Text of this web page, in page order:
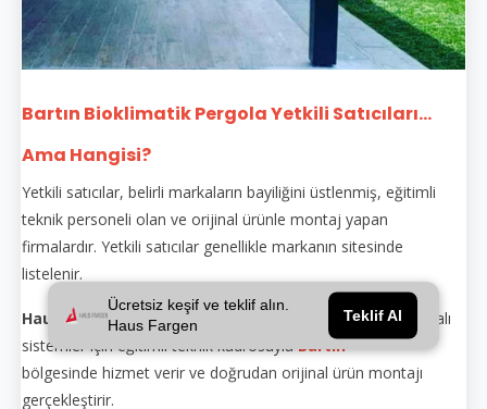
Ücretsiz keşif ve teklif alın.
Haus Fargen
Teklif Al
Bartın Bioklimatik Pergola Yetkili Satıcıları...
Ama Hangisi?
Yetkili satıcılar, belirli markaların bayiliğini üstlenmiş, eğitimli
teknik personeli olan ve orijinal ürünle montaj yapan
firmalardır. Yetkili satıcılar genellikle markanın sitesinde
listelenir.
Haus Fargen
, hem yetkili satıcı hem de üretici olarak markalı
sistemler için eğitimli teknik kadrosuyla Bartın
bölgesinde hizmet verir ve doğrudan orijinal ürün montajı
gerçekleştirir.